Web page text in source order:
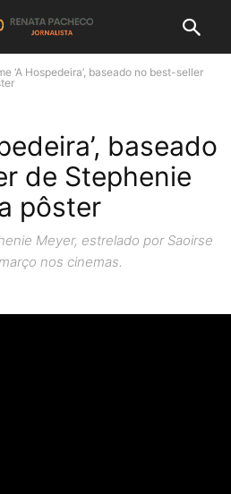
‘A Hospedeira’, baseado no best-seller
baseado
de Stephenie
pôster
Meyer, estrelado por Saoirse
nos cinemas.